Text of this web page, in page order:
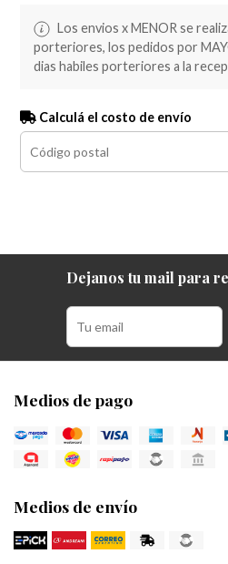
Los envios x MENOR se
porteriores, los pedidos por
dias habiles porteriores a la
Calculá el costo de envío
Dejanos tu mail para
Medios de pago
Medios de envío